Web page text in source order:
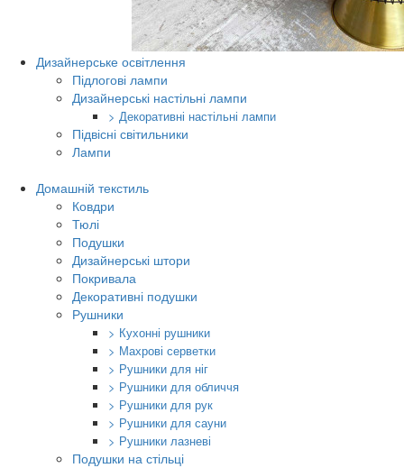
Дизайнерське освітлення
Підлогові лампи
Дизайнерські настільні лампи
> Декоративні настільні лампи
Підвісні світильники
Лампи
Домашній текстиль
Ковдри
Тюлі
Подушки
Дизайнерські штори
Покривала
Декоративні подушки
Рушники
> Кухонні рушники
> Махрові серветки
> Рушники для ніг
> Рушники для обличчя
> Рушники для рук
> Рушники для сауни
> Рушники лазневі
Подушки на стільці